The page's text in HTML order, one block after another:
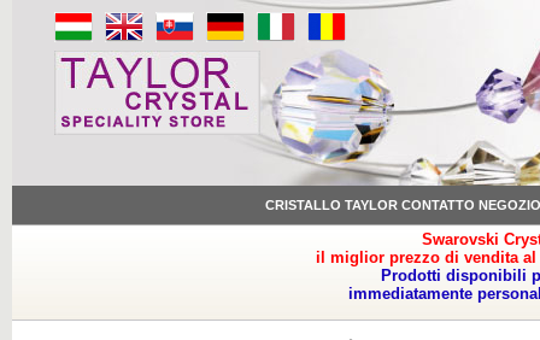
CRISTALLO TAYLOR CONTATTO NEGOZIO
Swarovski
il miglior prezzo di vendita
Prodotti disponibili
immediatamente